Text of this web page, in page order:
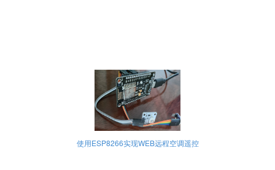
使用ESP8266实现WEB远程空调遥控